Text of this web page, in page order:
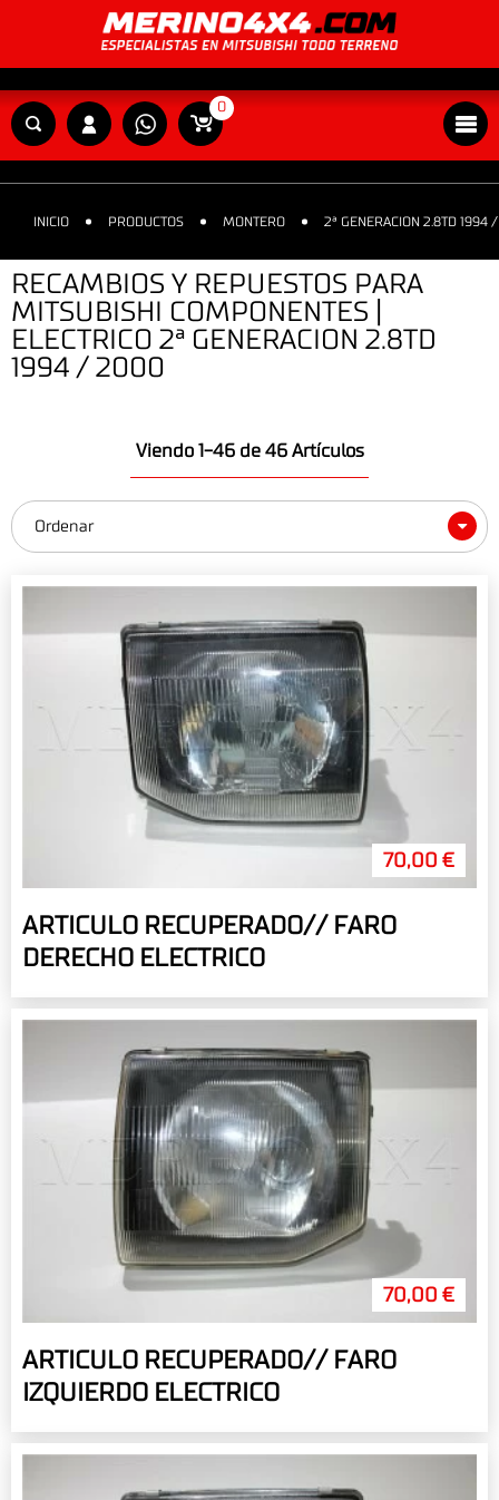
0
INICIO PRODUCTOS MONTERO 2ª GENERACION 2.8TD
RECAMBIOS Y REPUESTOS PARA
MITSUBISHI COMPONENTES |
ELECTRICO 2ª GENERACION 2.8TD
1994 / 2000
Viendo 1-46 de 46 Artículos
Ordenar
70,00 €
ARTICULO RECUPERADO// FARO
DERECHO ELECTRICO
70,00 €
ARTICULO RECUPERADO// FARO
IZQUIERDO ELECTRICO